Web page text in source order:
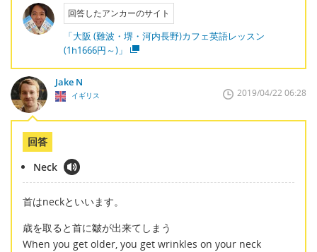
回答したアンカーのサイト
「大阪 (難波・堺・河内長野)カフェ英語レッスン
(1h1666円～)」
Jake N
イギリス 2019/04/22 06:28
回答
Neck
首はneckといいます。
歳を取ると首に皺が出来てしまう
When you get older, you get wrinkles on your neck